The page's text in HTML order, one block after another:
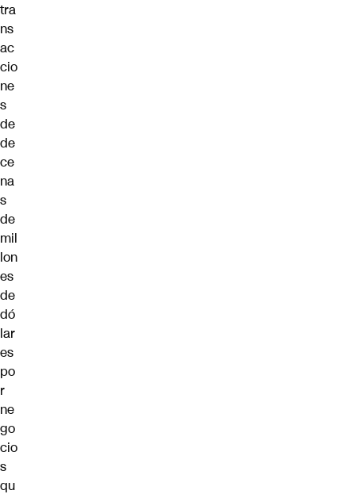
tra
ns
ac
cio
ne
s
de
de
ce
na
s
de
mil
lon
es
de
dó
lar
es
po
r
ne
go
cio
s
qu